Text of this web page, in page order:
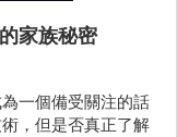
家族秘密
一個備受關注的話
，但是否真正了解